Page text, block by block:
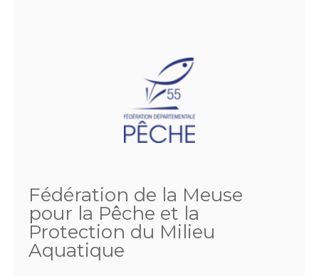
Fédération de la Meuse
pour la Pêche et la
Protection du Milieu
Aquatique